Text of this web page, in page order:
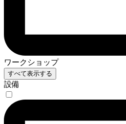
ワークショップ
すべて表示する
設備